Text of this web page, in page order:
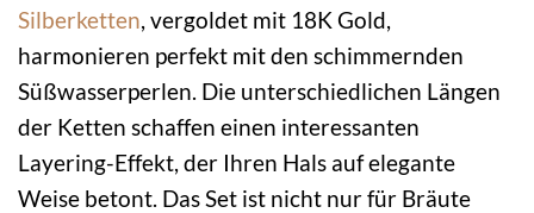
Silberketten, vergoldet mit 18K Gold,
harmonieren perfekt mit den schimmernden
Süßwasserperlen. Die unterschiedlichen Längen
der Ketten schaffen einen interessanten
Layering-Effekt, der Ihren Hals auf elegante
Weise betont. Das Set ist nicht nur für Bräute